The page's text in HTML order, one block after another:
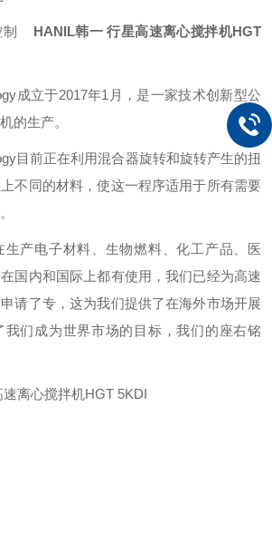
制
HANIL韩一 行星高速离心搅拌机HGT
成立于2017年1月，是一家技术创新型公
的生产。
目前正在利用混合器旋转和旋转产生的扭
不同的材料，使这一程序适用于所有需要
生产电子材料、生物燃料、化工产品、医
国内和国际上都有使用，我们已经为高速
请了专，这为我们提供了在海外市场开展
我们成为世界市场的目标，我们的座右铭